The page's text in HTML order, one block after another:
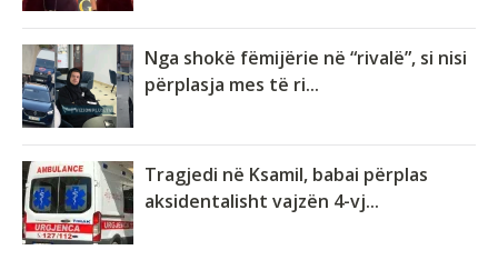
Nga shokë fëmijërie në “rivalë”, si nisi
përplasja mes të ri...
Tragjedi në Ksamil, babai përplas
aksidentalisht vajzën 4-vj...